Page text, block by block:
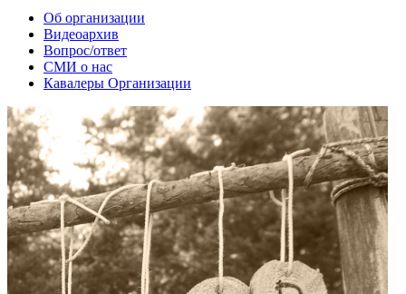
Об организации
Видеоархив
Вопрос/ответ
СМИ о нас
Кавалеры Организации